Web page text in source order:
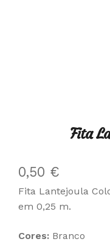
Fita
0,50 €
Fita Lantejoula
em 0,25 m.
Cores: Branco